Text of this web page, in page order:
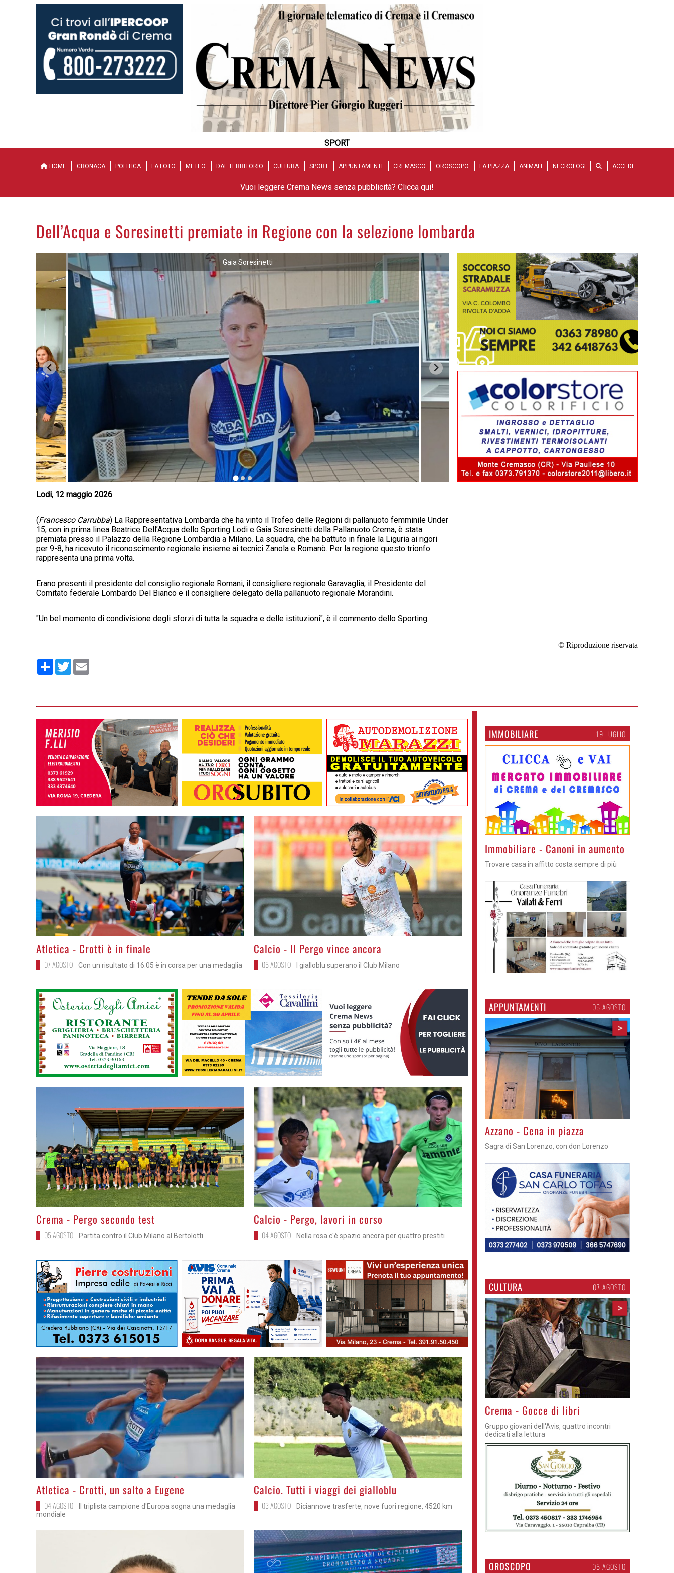
SPORT
HOME CRONACA POLITICA LA FOTO METEO DAL TERRITORIO CULTURA SPORT APPUNTAMENTI CREMASCO OROSCOPO LA PIAZZA ANIMALI NECROLOGI ACCEDI
Vuoi leggere Crema News senza pubblicità? Clicca qui!
Dell’Acqua e Soresinetti premiate in Regione con la selezione lombarda
Gaia Soresinetti Beatrice Dell'Acqua
Lodi, 12 maggio 2026
(Francesco Carrubba) La Rappresentativa Lombarda che ha vinto il Trofeo delle Regioni di pallanuoto femminile Under
15, con in prima linea Beatrice Dell’Acqua dello Sporting Lodi e Gaia Soresinetti della Pallanuoto Crema, è stata
premiata presso il Palazzo della Regione Lombardia a Milano. La squadra, che ha battuto in finale la Liguria ai rigori
per 9-8, ha ricevuto il riconoscimento regionale insieme ai tecnici Zanola e Romanò. Per la regione questo trionfo
rappresenta una prima volta.
Erano presenti il presidente del consiglio regionale Romani, il consigliere regionale Garavaglia, il Presidente del
Comitato federale Lombardo Del Bianco e il consigliere delegato della pallanuoto regionale Morandini.
"Un bel momento di condivisione degli sforzi di tutta la squadra e delle istituzioni", è il commento dello Sporting.
© Riproduzione riservata
Condividi
Twitter
>
Atletica - Crotti è in finale
07 AGOSTO Con un risultato di 16.05 è in corsa per una medaglia
>
Calcio - Il Pergo vince ancora
06 AGOSTO I gialloblu superano il Club Milano
>
Crema - Pergo secondo test
05 AGOSTO Partita contro il Club Milano al Bertolotti
>
Calcio - Pergo, lavori in corso
04 AGOSTO Nella rosa c'è spazio ancora per quattro prestiti
>
Atletica - Crotti, un salto a Eugene
04 AGOSTO
Il triplista campione d'Europa sogna una medaglia
mondiale
>
Calcio. Tutti i viaggi dei gialloblu
03 AGOSTO Diciannove trasferte, nove fuori regione, 4520 km
IMMOBILIARE 19 LUGLIO
Immobiliare - Canoni in aumento
Trovare casa in affitto costa sempre di più
APPUNTAMENTI 06 AGOSTO
>
Gli appuntamenti fino a sabato
Cosa fare questi giorni nel Cremasco
CULTURA 07 AGOSTO
>
Crema - Gocce di libri
Gruppo giovani dell'Avis, quattro incontri
dedicati alla lettura
OROSCOPO 06 AGOSTO